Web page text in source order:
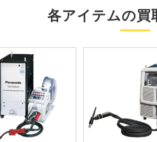
各アイテムの買